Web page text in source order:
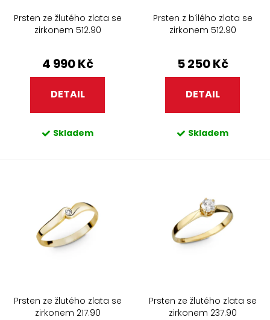
Prsten ze žlutého zlata se
zirkonem 512.90
4 990 Kč
DETAIL
Skladem
Prsten z bílého zlata se
zirkonem 512.90
5 250 Kč
DETAIL
Skladem
Prsten ze žlutého zlata se
zirkonem 217.90
Prsten ze žlutého zlata se
zirkonem 237.90